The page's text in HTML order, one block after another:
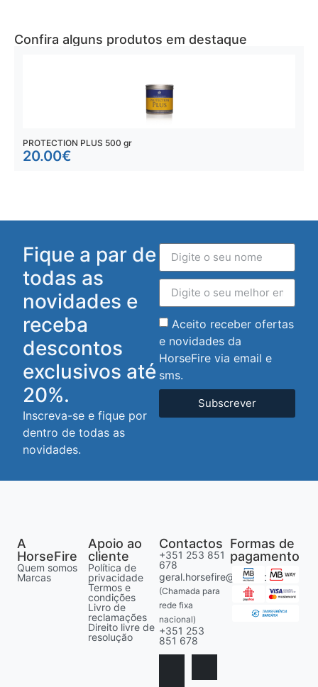
Confira alguns produtos em destaque
PROTECTION PLUS 500 gr
20.00€
Fique a par de
todas as
novidades e
receba
descontos
exclusivos até
20%.
Inscreva-se e fique por
dentro de todas as
novidades.
Aceito receber ofertas
e novidades da
HorseFire via email e
sms.
Subscrever
A
HorseFire
Quem somos
Marcas
Apoio ao
cliente
Política de
privacidade
Termos e
condições
Livro de
reclamações
Direito livre de
resolução
Contactos
+351 253 851
678
geral.horsefire@gmail.com
(Chamada para
rede fixa
nacional)
+351 253
851 678
Formas de
pagamento